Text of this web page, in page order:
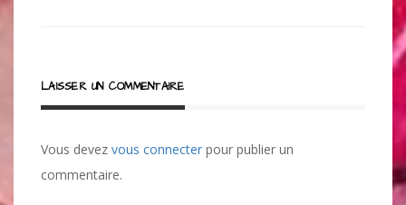
LAISSER UN COMMENTAIRE
Vous devez vous connecter pour publier un
commentaire.